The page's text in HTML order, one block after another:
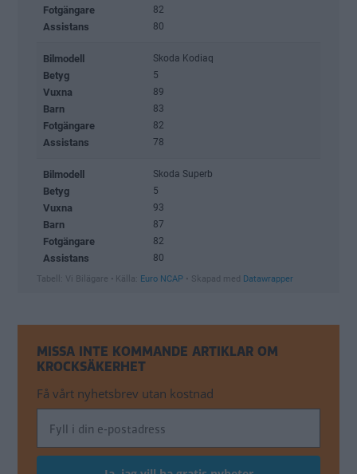
MISSA INTE KOMMANDE ARTIKLAR OM
KROCKSÄKERHET
Få vårt nyhetsbrev utan kostnad